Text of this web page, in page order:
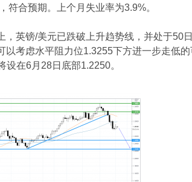
符合预期。上个月失业率为3.9%。
，英镑/美元已跌破上升趋势线，并处于50
以考虑水平阻力位1.3255下方进一步走低
设在6月28日底部1.2250。